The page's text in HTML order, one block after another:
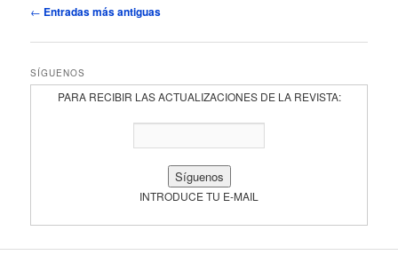
Navegación
entradas
← Entradas más antiguas
SÍGUENOS
PARA RECIBIR LAS ACTUALIZACIONES DE LA REVISTA:
INTRODUCE TU E-MAIL